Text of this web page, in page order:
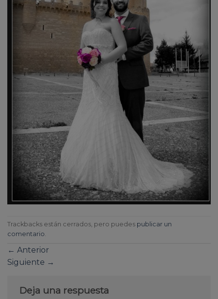
Trackbacks están cerrados, pero puedes publicar un
comentario.
← Anterior
Siguiente →
Deja una respuesta